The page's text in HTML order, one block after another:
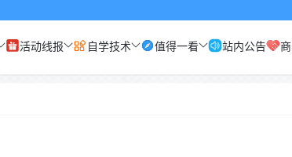
活动线报 自学技术 值得一看 站内公告